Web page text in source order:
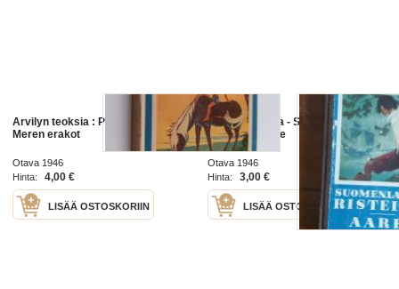
Arvilyn teoksia : Pikku Veikko ;
Meren erakot
Otava 1946
Hinta:
4,00 €
LISÄÄ OSTOSKORIIN
Arvilyn teoksia - Suomenlahden
risteilijä - Aarre
Otava 1946
Hinta:
3,00 €
LISÄÄ OSTOSKORIIN